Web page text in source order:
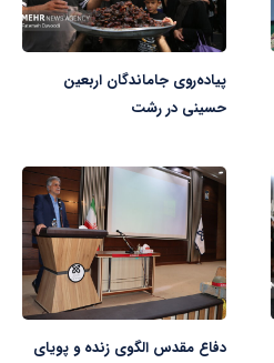
پیاده‌روی جاماندگان اربعین
حسینی در رشت
دفاع مقدس الگوی زنده و پویای